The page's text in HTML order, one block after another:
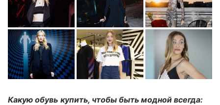
Какую обувь купить, чтобы быть модной всегда: